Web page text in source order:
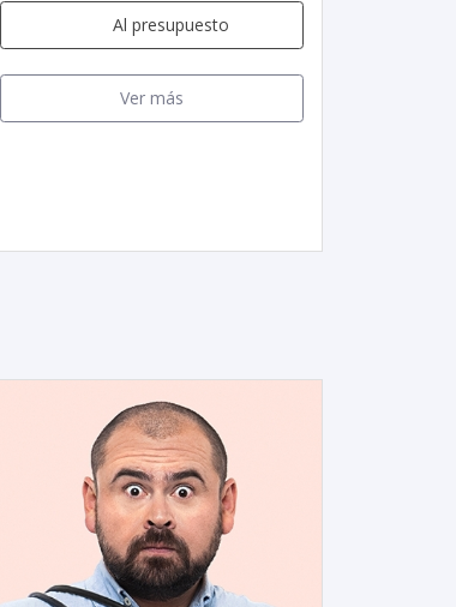
Al presupuesto
Ver más